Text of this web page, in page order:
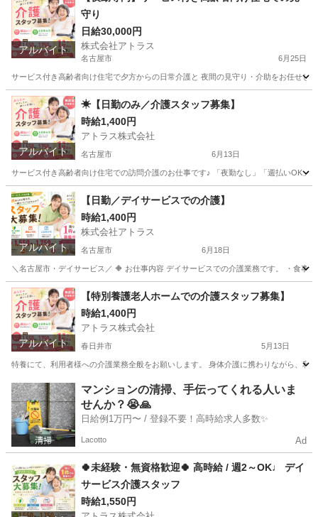
アルバイト
守り
日給30,000円
株式会社アトラス
名古屋市 6月25日
サービス付き高齢者向け住宅で夕方からの日常介護と 夜間の見守り・介助をお任せし
愛知 名古屋市 介護 サービス付き高齢者向け住宅
アルバイト
☀【日勤のみ／介護スタッフ募集】
時給1,400円
アトラス株式会社
名古屋市 6月13日
サービス付き高齢者向け住宅での訪問介護のお仕事です♪ 「夜勤なし」「週払いOK
愛知 名古屋市 介護 サービス付き高齢者向け住宅
アルバイト
【日勤／デイサービスでの介護】
時給1,400円
株式会社アトラス
名古屋市 6月18日
＼名古屋市・デイサービス／ 🔶 お仕事内容 デイサービスでの介護業務です。 ・食事
愛知 名古屋市 介護士 時給
アルバイト
【特別養護老人ホームでの介護スタッフ募集】
時給1,400円
アトラス株式会社
春日井市 5月13日
特養にて、利用者様への介護業務全般をお願いします。 身体介護に携わりながら、
愛知 春日井市 介護 特別養護老人ホーム
マンションの清掃、手伝ってくれる人いま
せんか？😭🙏
日給例1万円〜 / 登録不要！高時給求人多数✨
Lacotto Ad
🍀未経験・無資格歓迎🍀 高時給 / 週2～OK♩ デイ
サービス介護スタッフ
時給1,550円